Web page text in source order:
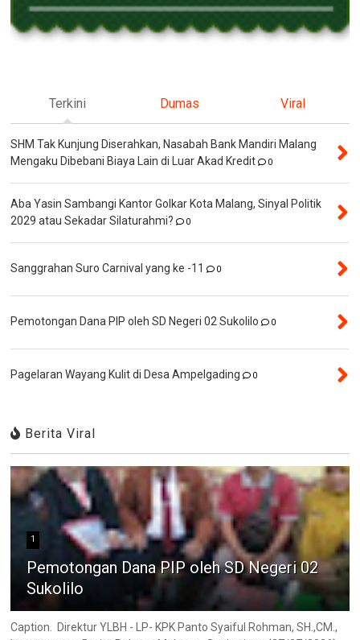
Terkini Dumas Viral
SHM Tak Kunjung Diserahkan, Nasabah Bank Mandiri Malang
Mengaku Dibebani Biaya Lain di Luar Akad Kredit
0
Aba Yasin Sambangi Kantor Golkar Kota Malang, Sinyal Politik
2029 atau Sekadar Silaturahmi?
0
Sanggrahan Suro Carnival yang ke -11 0
Pemotongan Dana PIP oleh SD Negeri 02 Sukolilo 0
Pagelaran Wayang Kulit di Desa Ampelgading 0
Berita Viral
1
Pemotongan Dana PIP oleh SD Negeri 02
Sukolilo
Caption. Direktur YLBH - LP- KPK Panto Syaiful Rohman, SH.,CM.,